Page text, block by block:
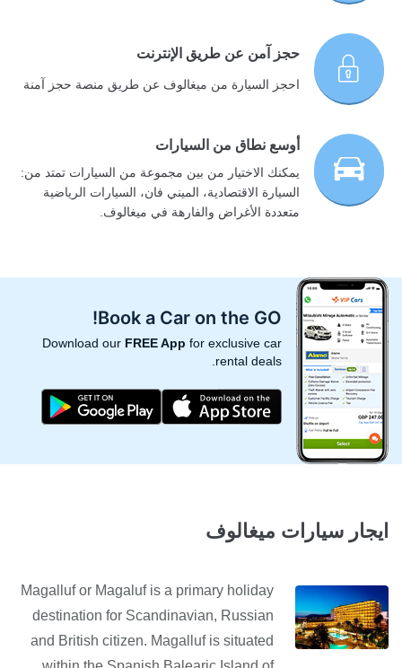
حجز آمن عن طريق الإنترنت
احجز السيارة من ميغالوف عن طريق منصة حجز آمنة
أوسع نطاق من السيارات
يمكنك الاختيار من بين مجموعة من السيارات تمتد من:
السيارة الاقتصادية، الميني فان، السيارات الرياضية
متعددة الأغراض والفارهة في ميغالوف.
Book a Car on the GO!
Download our FREE App for exclusive car
rental deals.
ايجار سيارات ميغالوف
Magalluf or Magaluf is a primary holiday
destination for Scandinavian, Russian
and British citizen. Magalluf is situated